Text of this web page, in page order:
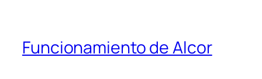
Funcionamiento de Alcor